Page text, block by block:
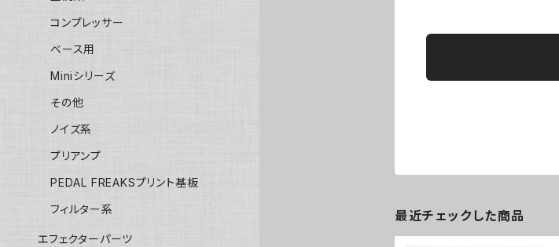
最近チェックした商品
コンプレッサー
ベース用
Miniシリーズ
その他
ノイズ系
プリアンプ
PEDAL FREAKSプリント基板
フィルター系
エフェクターパーツ